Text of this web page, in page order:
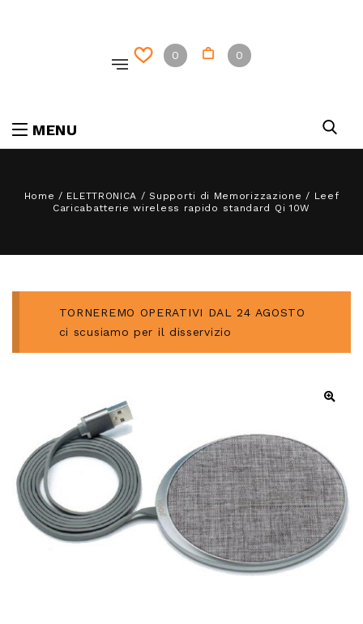
0 0
MENU
Home / ELETTRONICA /Supporti di Memorizzazione / Leef
Caricabatterie wireless rapido standard Qi 10W
TORNEREMO OPERATIVI DAL 24 AGOSTO
ci scusiamo per il disservizio